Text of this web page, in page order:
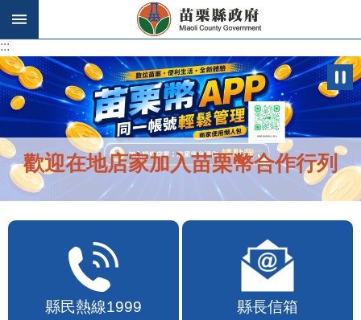
跳到主要內容區塊
:::
:::
歡迎在地店家加入苗栗幣合作行列
縣民熱線1999 縣長信箱